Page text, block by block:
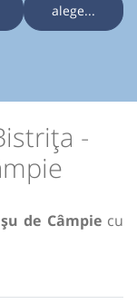
alege...
-
de Câmpiecu